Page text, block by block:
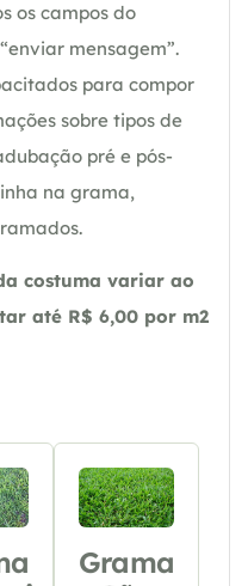
os campos do
mensagem”.
para compor
sobre tipos de
pré e pós-
na grama,
costuma variar ao
até R$ 6,00 por m2
Grama